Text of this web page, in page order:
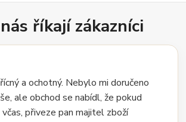
říkají zákazníci
a ochotný. Nebylo mi doručeno
ale obchod se nabídl, že pokud
přiveze pan majitel zboží